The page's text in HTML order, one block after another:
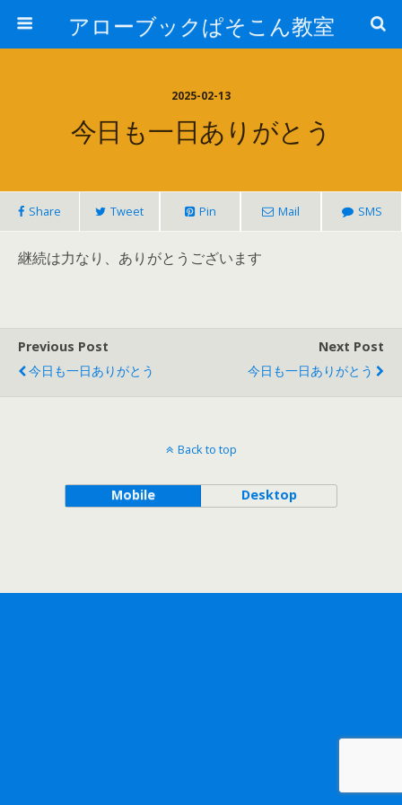
アローブックぱそこん教室
2025-02-13
今日も一日ありがとう
Share Tweet Pin Mail SMS
継続は力なり、ありがとうございます
Previous Post
今日も一日ありがとう
Next Post
今日も一日ありがとう
Back to top
Mobile Desktop